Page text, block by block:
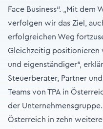
Face Business“. „Mit dem
verfolgen wir das Ziel,
erfolgreichen Weg
Gleichzeitig positionieren
und eigenständiger“,
Steuerberater, Partner
Teams von TPA in
der
Österreich in zehn